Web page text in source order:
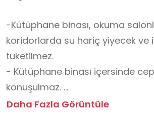
-Kütüphane binası, okuma
koridorlarda su hariç yiyecek ve
tüketilmez.
- Kütüphane binası içersinde
konuşulmaz.
- Kütüphane içerisinde izinsiz
Daha Fazla Görüntüle